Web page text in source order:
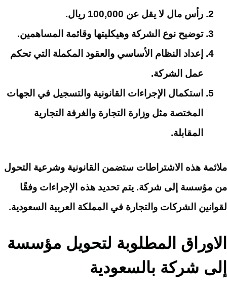
رأس مال لا يقل عن 100,000 ريال.
توضيح نوع الشركة وهيكليتها وقائمة المساهمين.
إعداد النظام الأساسي والعقود المكملة التي تحكم
عمل الشركة.
استكمال الإجراءات القانونية والتسجيل في الجهات
المختصة مثل وزارة التجارة والغرفة التجارية
المقابلة.
ملائمة هذه الاشتراطات ستضمن القانونية وشرعية التحول
من مؤسسة إلى شركة. يتم تحديد هذه الإجراءات وفقًا
لقوانين الشركات والتجارة في المملكة العربية السعودية.
الاوراق المطلوبة لتحويل مؤسسة
إلى شركة بالسعودية